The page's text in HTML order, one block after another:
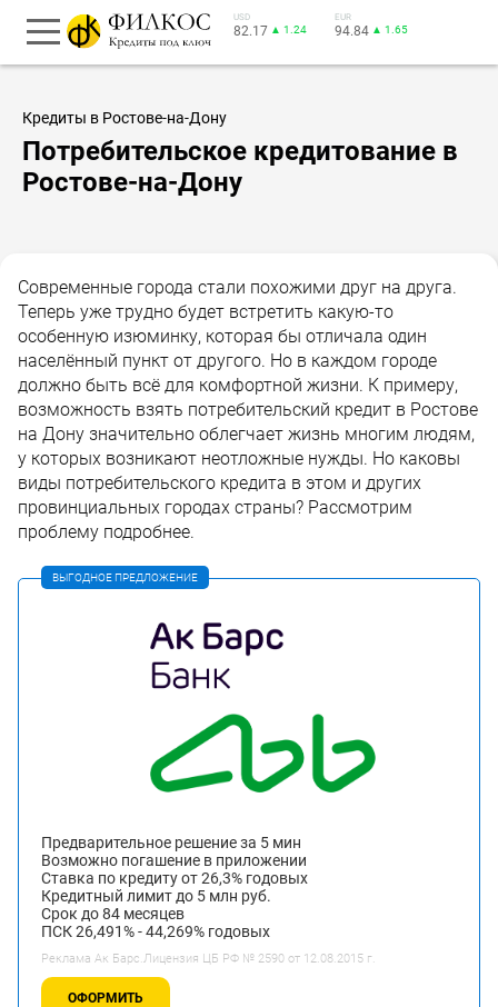
USD
82.17 ▲ 1.24
EUR
94.84 ▲ 1.65
Кредиты в Ростове-на-Дону
Потребительское кредитование в
Ростове-на-Дону
Современные города стали похожими друг на друга.
Теперь уже трудно будет встретить какую-то
особенную изюминку, которая бы отличала один
населённый пункт от другого. Но в каждом городе
должно быть всё для комфортной жизни. К примеру,
возможность взять потребительский кредит в Ростове
на Дону значительно облегчает жизнь многим людям,
у которых возникают неотложные нужды. Но каковы
виды потребительского кредита в этом и других
провинциальных городах страны? Рассмотрим
проблему подробнее.
ВЫГОДНОЕ ПРЕДЛОЖЕНИЕ
Предварительное решение за 5 мин
Возможно погашение в приложении
Ставка по кредиту от 26,3% годовых
Кредитный лимит до 5 млн руб.
Срок до 84 месяцев
ПСК 26,491% - 44,269% годовых
Реклама Ак Барс.Лицензия ЦБ РФ № 2590 от 12.08.2015 г.
ОФОРМИТЬ